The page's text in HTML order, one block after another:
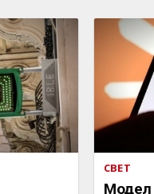
СВЕТ